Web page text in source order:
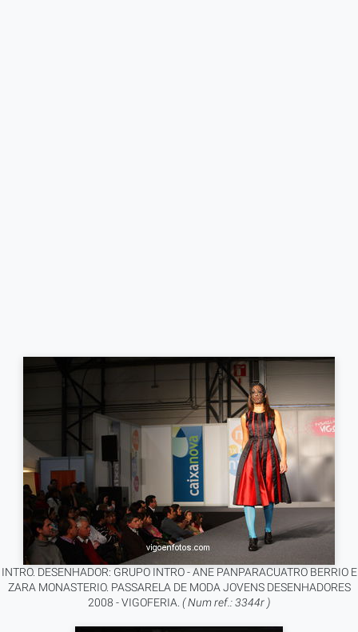
INTRO. DESENHADOR: GRUPO INTRO - ANE PANPARACUATRO BERRIO E
ZARA MONASTERIO. PASSARELA DE MODA JOVENS DESENHADORES
2008 - VIGOFERIA. ( Num ref.: 3344r )